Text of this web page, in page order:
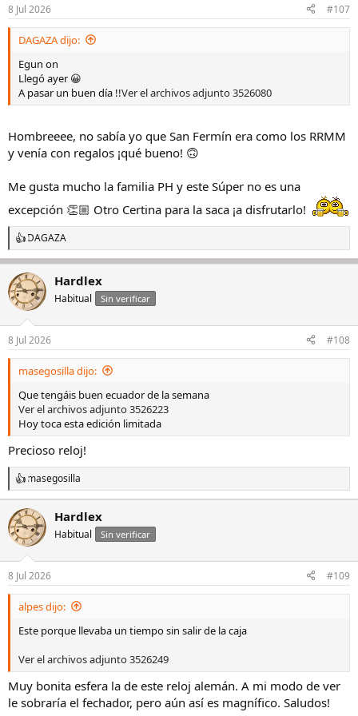
8 Jul 2026 #107
DAGAZA dijo:
Egun on
Llegó ayer 😀
A pasar un buen día !!Ver el archivos adjunto 3526080
Hombreeee, no sabía yo que San Fermín era como los RRMM
y venía con regalos ¡qué bueno! 🙃
Me gusta mucho la familia PH y este Súper no es una
excepción 👏🏼 Otro Certina para la saca ¡a disfrutarlo!
R
e
c
c
i
e
s
DAGAZA
Hardlex
Habitual Sin verificar
8 Jul 2026 #108
masegosilla dijo:
Que tengáis buen ecuador de la semana
Ver el archivos adjunto 3526223
Hoy toca esta edición limitada
Precioso reloj!
R
e
a
c
c
o
n
e
masegosilla
Hardlex
Habitual Sin verificar
8 Jul 2026 #109
alpes dijo:
Este porque llevaba un tiempo sin salir de la caja
Ver el archivos adjunto 3526249
Muy bonita esfera la de este reloj alemán. A mi modo de ver
le sobraría el fechador, pero aún así es magnífico. Saludos!